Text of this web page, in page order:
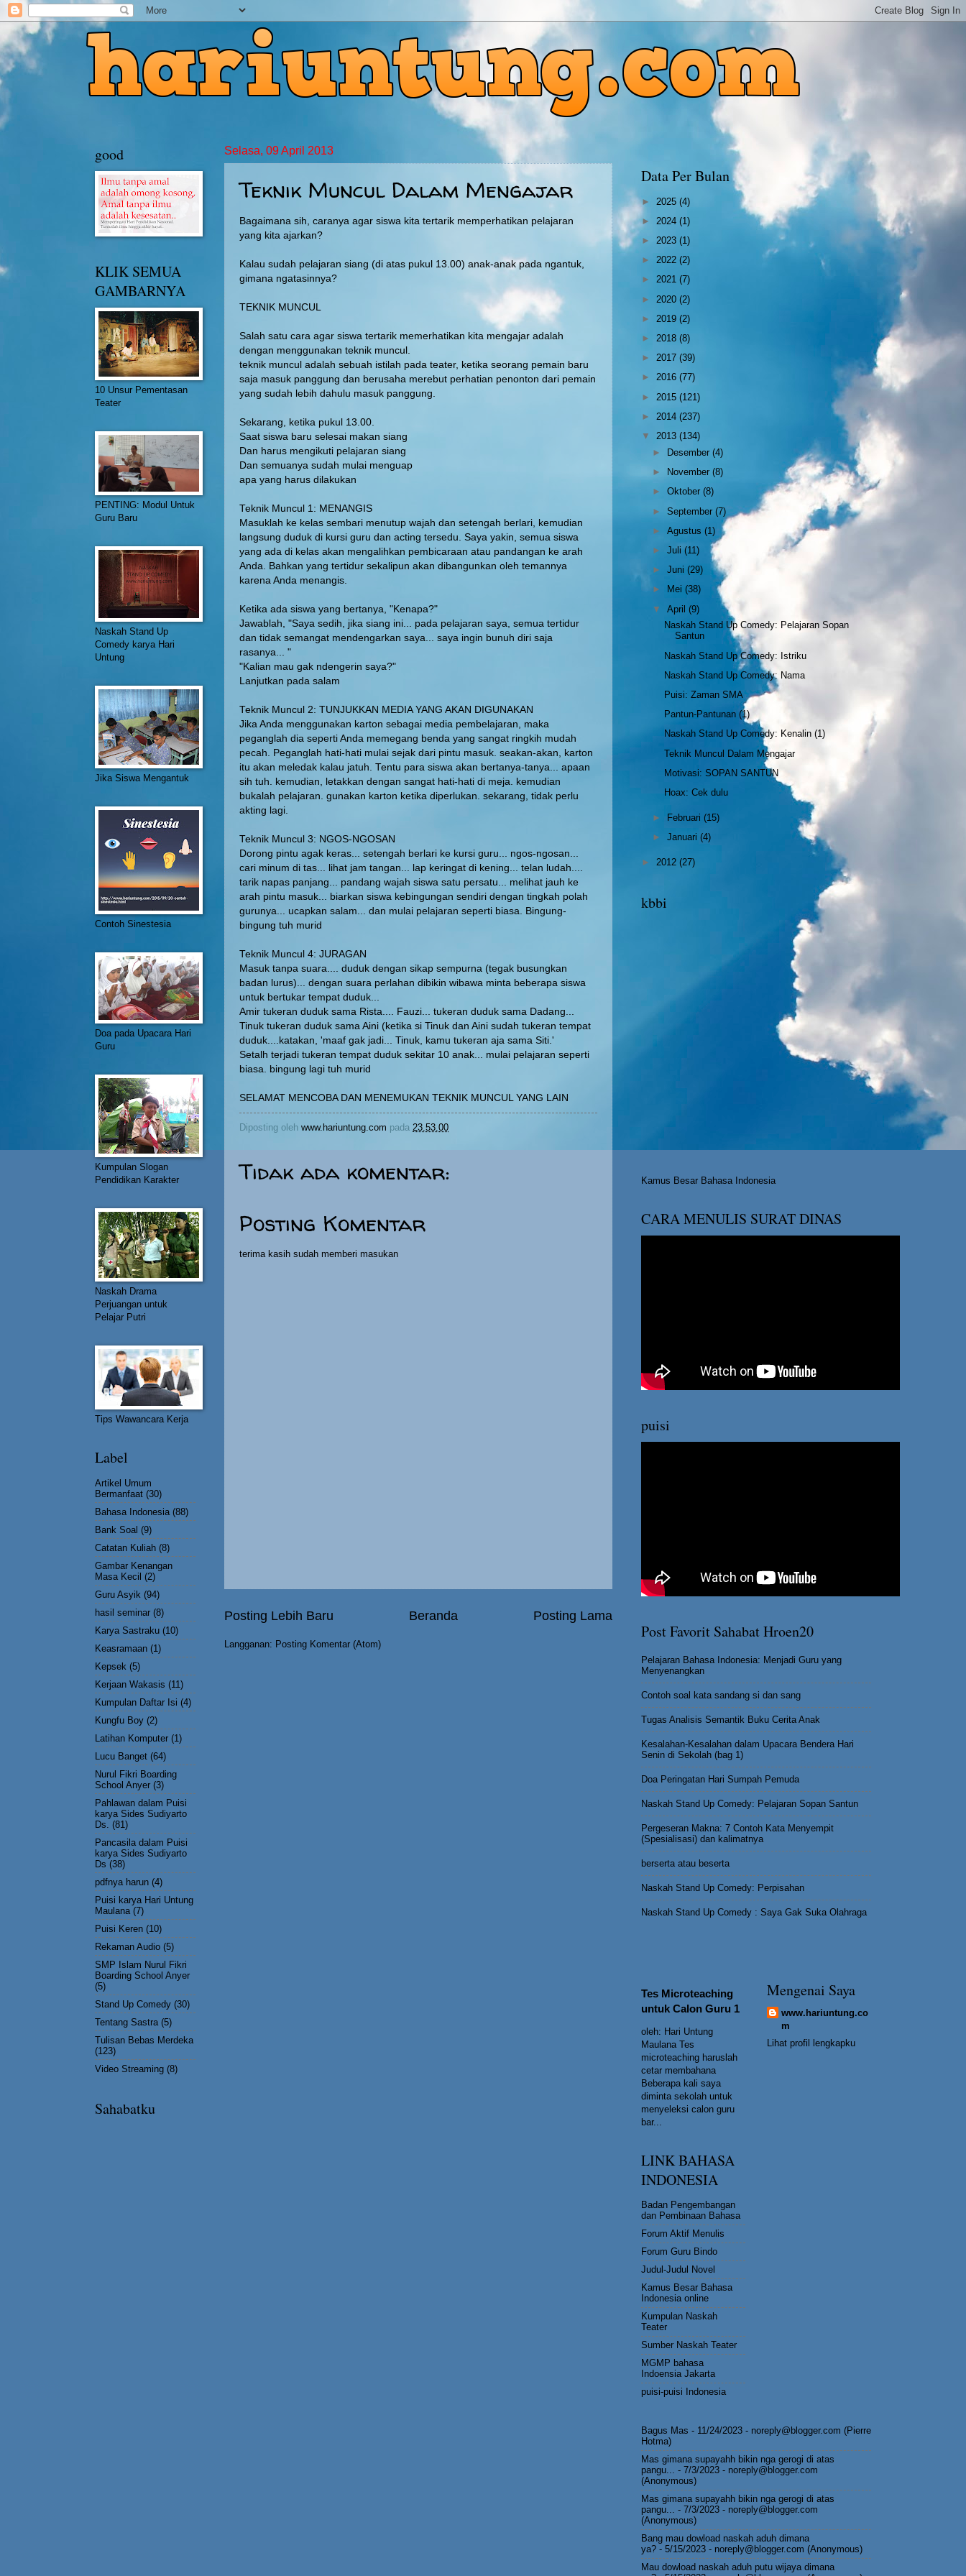
Selasa, 09 April 2013
Teknik Muncul Dalam Mengajar
Bagaimana sih, caranya agar siswa kita tertarik memperhatikan pelajaran
yang kita ajarkan?
Kalau sudah pelajaran siang (di atas pukul 13.00) anak-anak pada ngantuk,
gimana ngatasinnya?
TEKNIK MUNCUL
Salah satu cara agar siswa tertarik memerhatikan kita mengajar adalah
dengan menggunakan teknik muncul.
teknik muncul adalah sebuah istilah pada teater, ketika seorang pemain baru
saja masuk panggung dan berusaha merebut perhatian penonton dari pemain
yang sudah lebih dahulu masuk panggung.
Sekarang, ketika pukul 13.00.
Saat siswa baru selesai makan siang
Dan harus mengikuti pelajaran siang
Dan semuanya sudah mulai menguap
apa yang harus dilakukan
Teknik Muncul 1: MENANGIS
Masuklah ke kelas sembari menutup wajah dan setengah berlari, kemudian
langsung duduk di kursi guru dan acting tersedu. Saya yakin, semua siswa
yang ada di kelas akan mengalihkan pembicaraan atau pandangan ke arah
Anda. Bahkan yang tertidur sekalipun akan dibangunkan oleh temannya
karena Anda menangis.
Ketika ada siswa yang bertanya, "Kenapa?"
Jawablah, "Saya sedih, jika siang ini... pada pelajaran saya, semua tertidur
dan tidak semangat mendengarkan saya... saya ingin bunuh diri saja
rasanya... "
"Kalian mau gak ndengerin saya?"
Lanjutkan pada salam
Teknik Muncul 2: TUNJUKKAN MEDIA YANG AKAN DIGUNAKAN
Jika Anda menggunakan karton sebagai media pembelajaran, maka
peganglah dia seperti Anda memegang benda yang sangat ringkih mudah
pecah. Peganglah hati-hati mulai sejak dari pintu masuk. seakan-akan, karton
itu akan meledak kalau jatuh. Tentu para siswa akan bertanya-tanya... apaan
sih tuh. kemudian, letakkan dengan sangat hati-hati di meja. kemudian
bukalah pelajaran. gunakan karton ketika diperlukan. sekarang, tidak perlu
akting lagi.
Teknik Muncul 3: NGOS-NGOSAN
Dorong pintu agak keras... setengah berlari ke kursi guru... ngos-ngosan...
cari minum di tas... lihat jam tangan... lap keringat di kening... telan ludah....
tarik napas panjang... pandang wajah siswa satu persatu... melihat jauh ke
arah pintu masuk... biarkan siswa kebingungan sendiri dengan tingkah polah
gurunya... ucapkan salam... dan mulai pelajaran seperti biasa. Bingung-
bingung tuh murid
Teknik Muncul 4: JURAGAN
Masuk tanpa suara.... duduk dengan sikap sempurna (tegak busungkan
badan lurus)... dengan suara perlahan dibikin wibawa minta beberapa siswa
untuk bertukar tempat duduk...
Amir tukeran duduk sama Rista.... Fauzi... tukeran duduk sama Dadang...
Tinuk tukeran duduk sama Aini (ketika si Tinuk dan Aini sudah tukeran tempat
duduk....katakan, 'maaf gak jadi... Tinuk, kamu tukeran aja sama Siti.'
Setalh terjadi tukeran tempat duduk sekitar 10 anak... mulai pelajaran seperti
biasa. bingung lagi tuh murid
SELAMAT MENCOBA DAN MENEMUKAN TEKNIK MUNCUL YANG LAIN
Diposting oleh www.hariuntung.com pada 23.53.00
Tidak ada komentar:
Posting Komentar
terima kasih sudah memberi masukan
Posting Lebih Baru Posting Lama
Beranda
Langganan: Posting Komentar (Atom)
good
KLIK SEMUA
GAMBARNYA
10 Unsur Pementasan
Teater
PENTING: Modul Untuk
Guru Baru
Naskah Stand Up
Comedy karya Hari
Untung
Jika Siswa Mengantuk
Contoh Sinestesia
Doa pada Upacara Hari
Guru
Kumpulan Slogan
Pendidikan Karakter
Naskah Drama
Perjuangan untuk
Pelajar Putri
Tips Wawancara Kerja
Label
Artikel Umum
Bermanfaat (30)
Bahasa Indonesia (88)
Bank Soal (9)
Catatan Kuliah (8)
Gambar Kenangan
Masa Kecil (2)
Guru Asyik (94)
hasil seminar (8)
Karya Sastraku (10)
Keasramaan (1)
Kepsek (5)
Kerjaan Wakasis (11)
Kumpulan Daftar Isi (4)
Kungfu Boy (2)
Latihan Komputer (1)
Lucu Banget (64)
Nurul Fikri Boarding
School Anyer (3)
Pahlawan dalam Puisi
karya Sides Sudiyarto
Ds. (81)
Pancasila dalam Puisi
karya Sides Sudiyarto
Ds (38)
pdfnya harun (4)
Puisi karya Hari Untung
Maulana (7)
Puisi Keren (10)
Rekaman Audio (5)
SMP Islam Nurul Fikri
Boarding School Anyer
(5)
Stand Up Comedy (30)
Tentang Sastra (5)
Tulisan Bebas Merdeka
(123)
Video Streaming (8)
Sahabatku
Data Per Bulan
► 2025 (4)
► 2024 (1)
► 2023 (1)
► 2022 (2)
► 2021 (7)
► 2020 (2)
► 2019 (2)
► 2018 (8)
► 2017 (39)
► 2016 (77)
► 2015 (121)
► 2014 (237)
▼ 2013 (134)
►
Desember(4)
►
November(8)
►Oktober(8)
►September(7)
►Agustus(1)
►Juli(11)
►Juni(29)
►
Mei(38)
▼April(9)
Naskah Stand Up Comedy: Pelajaran Sopan
Santun
Naskah Stand Up Comedy: Istriku
Naskah Stand Up Comedy: Nama
Puisi: Zaman SMA
Pantun-Pantunan (1)
Naskah Stand Up Comedy: Kenalin (1)
Teknik Muncul Dalam Mengajar
Motivasi: SOPAN SANTUN
Hoax: Cek dulu
► Februari(15)
►Januari(4)
► 2012 (27)
kbbi
Kamus Besar Bahasa Indonesia
CARA MENULIS SURAT DINAS
puisi
Post Favorit Sahabat Hroen20
Pelajaran Bahasa Indonesia: Menjadi Guru yang
Menyenangkan
Contoh soal kata sandang si dan sang
Tugas Analisis Semantik Buku Cerita Anak
Kesalahan-Kesalahan dalam Upacara Bendera Hari
Senin di Sekolah (bag 1)
Doa Peringatan Hari Sumpah Pemuda
Naskah Stand Up Comedy: Pelajaran Sopan Santun
Pergeseran Makna: 7 Contoh Kata Menyempit
(Spesialisasi) dan kalimatnya
berserta atau beserta
Naskah Stand Up Comedy: Perpisahan
Naskah Stand Up Comedy : Saya Gak Suka Olahraga
Tes Microteaching
untuk Calon Guru 1
oleh: Hari Untung
Maulana Tes
microteaching haruslah
cetar membahana
Beberapa kali saya
diminta sekolah untuk
menyeleksi calon guru
bar...
LINK BAHASA
INDONESIA
Badan Pengembangan
dan Pembinaan Bahasa
Forum Aktif Menulis
Forum Guru Bindo
Judul-Judul Novel
Kamus Besar Bahasa
Indonesia online
Kumpulan Naskah
Teater
Sumber Naskah Teater
MGMP bahasa
Indoensia Jakarta
puisi-puisi Indonesia
Mengenai Saya
www.hariuntung.co
m
Lihat profil lengkapku
Bagus Mas - 11/24/2023 - noreply@blogger.com (Pierre
Hotma)
Mas gimana supayahh bikin nga gerogi di atas
pangu... - 7/3/2023 - noreply@blogger.com
(Anonymous)
Mas gimana supayahh bikin nga gerogi di atas
pangu... - 7/3/2023 - noreply@blogger.com
(Anonymous)
Bang mau dowload naskah aduh dimana
ya? - 5/15/2023 - noreply@blogger.com (Anonymous)
Mau dowload naskah aduh putu wijaya dimana